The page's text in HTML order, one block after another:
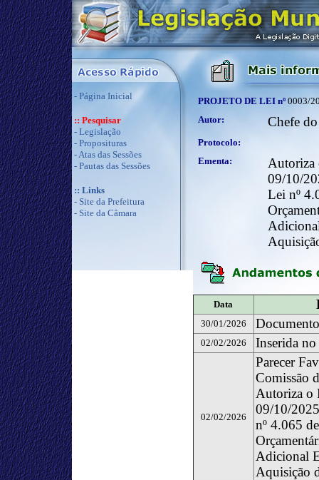
- Página Inicial
:: Pesquisar
- Legislação
- Proposituras
-Atas das Sessões
- Pautas das Sessões
:: Links
- Site da Prefeitura
- Site da Câmara
PROJETO DE LEI nº 0003/
Autor:
Chefe
Protocolo:
Ementa:
Autoriza
09/10/
Lei nº
Data
30/01/2026
02/02/2026 Inserida
02/02/2026
Parecer
Comissão
Autoriza o
09/10/
nº 4.065
Adicional
Aquisição